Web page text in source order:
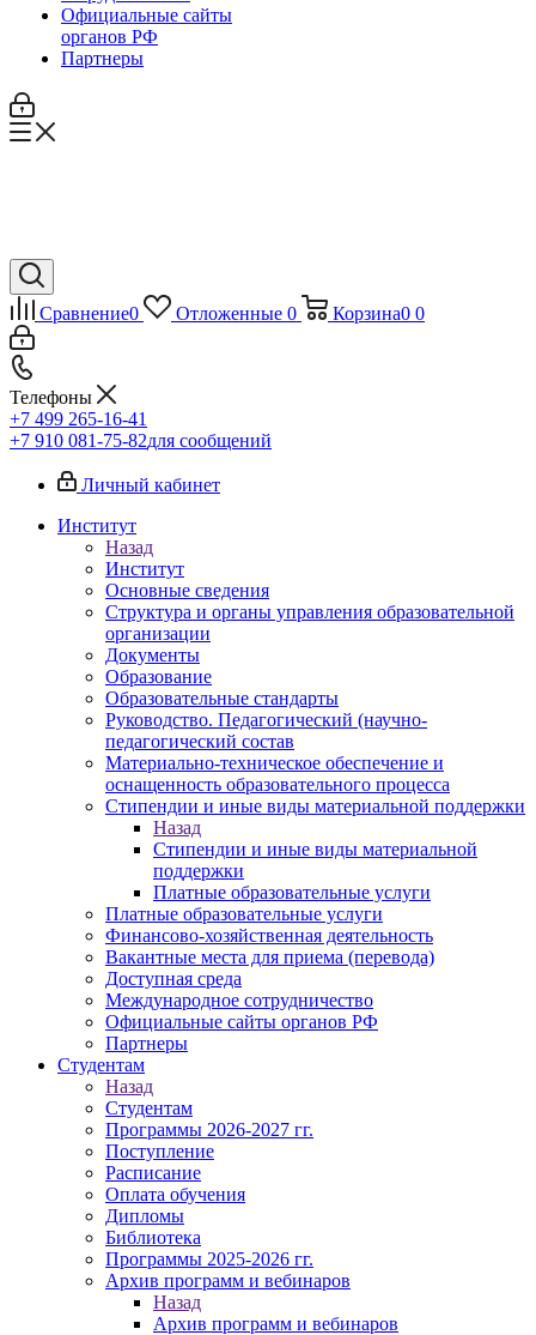
Официальные сайты
органов РФ
Партнеры
Сравнение0 Отложенные 0 Корзина0 0
Телефоны
+7 499 265-16-41
+7 910 081-75-82для сообщений
Личный кабинет
Институт
Назад
Институт
Основные сведения
Структура и органы управления образовательной
организации
Документы
Образование
Образовательные стандарты
Руководство. Педагогический (научно-
педагогический состав
Материально-техническое обеспечение и
оснащенность образовательного процесса
Стипендии и иные виды материальной поддержки
Назад
Стипендии и иные виды материальной
поддержки
Платные образовательные услуги
Платные образовательные услуги
Финансово-хозяйственная деятельность
Вакантные места для приема (перевода)
Доступная среда
Международное сотрудничество
Официальные сайты органов РФ
Партнеры
Студентам
Назад
Студентам
Программы 2026-2027 гг.
Поступление
Расписание
Оплата обучения
Дипломы
Библиотека
Программы 2025-2026 гг.
Архив программ и вебинаров
Назад
Архив программ и вебинаров